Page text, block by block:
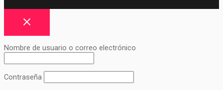
Nombre de usuario o correo electrónico
Contraseña